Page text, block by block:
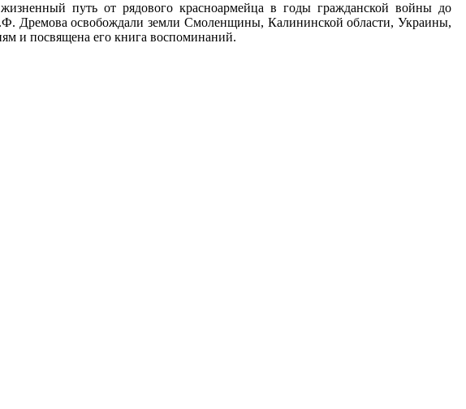
путь от рядового красноармейца в годы гражданской войны до
Дремова освобождали земли Смоленщины, Калининской области, Украины,
и посвящена его книга воспоминаний.